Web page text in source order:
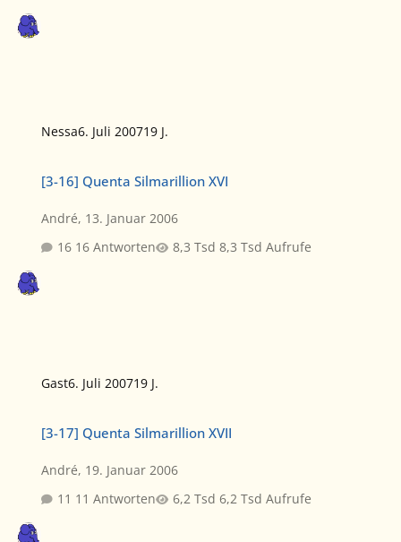
Nessa6. Juli 200719 J.
[3-16] Quenta Silmarillion XVI
André, 13. Januar 2006
16 Antworten
8,3 Tsd Aufrufe
Gast6. Juli 200719 J.
[3-17] Quenta Silmarillion XVII
André, 19. Januar 2006
11 Antworten
6,2 Tsd Aufrufe